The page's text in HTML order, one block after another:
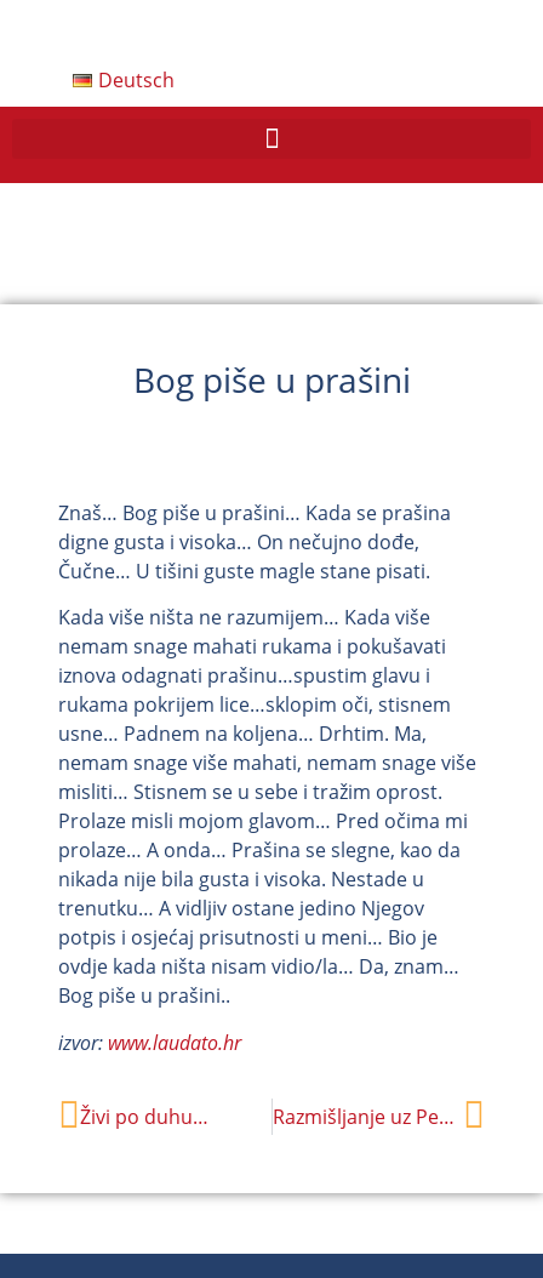
Deutsch
Bog piše u prašini
Znaš… Bog piše u prašini… Kada se prašina
digne gusta i visoka… On nečujno dođe,
Čučne… U tišini guste magle stane pisati.
Kada više ništa ne razumijem… Kada više
nemam snage mahati rukama i pokušavati
iznova odagnati prašinu…spustim glavu i
rukama pokrijem lice…sklopim oči, stisnem
usne… Padnem na koljena… Drhtim. Ma,
nemam snage više mahati, nemam snage više
misliti… Stisnem se u sebe i tražim oprost.
Prolaze misli mojom glavom… Pred očima mi
prolaze… A onda… Prašina se slegne, kao da
nikada nije bila gusta i visoka. Nestade u
trenutku… A vidljiv ostane jedino Njegov
potpis i osjećaj prisutnosti u meni… Bio je
ovdje kada ništa nisam vidio/la… Da, znam…
Bog piše u prašini..
izvor: www.laudato.hr
Živi po duhu… Razmišljanje uz Pepelnicu